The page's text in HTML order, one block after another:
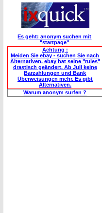
Es geht: anonym suchen mit
"startpage"
Achtung :
Meiden Sie ebay - suchen Sie nach
Alternativen. ebay hat seine "rules"
drastisch geändert. Ab Juli keine
Barzahlungen und Bank
Überweisungen mehr. Es gibt
Alternativen.
Warum anonym surfen ?